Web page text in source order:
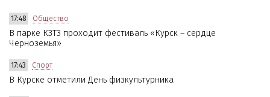
17:48 Общество
В парке КЗТЗ проходит фестиваль «Курск – сердце
Черноземья»
17:43 Спорт
В Курске отметили День физкультурника